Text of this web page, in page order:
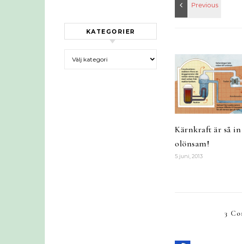
KATEGORIER
Kärnkraft är så
olönsam!
5 juni, 2013
3